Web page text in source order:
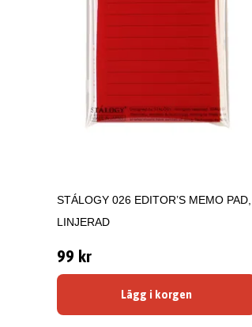
STÁLOGY 026 EDITOR’S MEMO PAD,
LINJERAD
99 kr
Lägg i korgen